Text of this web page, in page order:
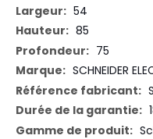
54
85
75
SCHNEIDER